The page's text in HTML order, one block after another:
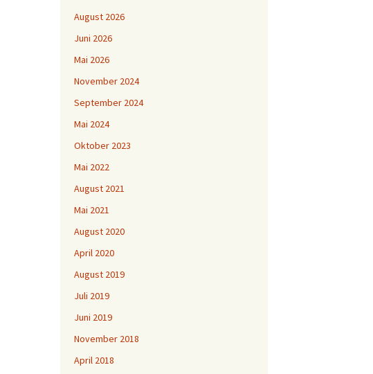
August 2026
Juni 2026
Mai 2026
November 2024
September 2024
Mai 2024
Oktober 2023
Mai 2022
August 2021
Mai 2021
August 2020
April 2020
August 2019
Juli 2019
Juni 2019
November 2018
April 2018